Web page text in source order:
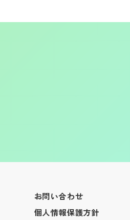
お問い合わせ
個人情報保護方針